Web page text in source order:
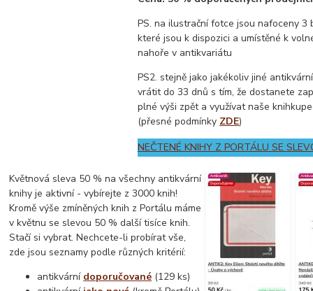
PS. na ilustrační fotce jsou nafoceny 3
které jsou k dispozici a umístěné k
nahoře v antikvariátu
PS2. stejně jako jakékoliv jiné
vrátit do 33 dnů s tím, že dostanete
plné výši zpět a využívat naše
(přesné podmínky ZDE)
NEČTENÉ KNIHY Z PORTÁLU SE
Květnová sleva 50 % na všechny antikvární
knihy je aktivní - vybírejte z 3000 knih!
Kromě výše zmíněných knih z Portálu máme
v květnu se slevou 50 % další tisíce knih.
Stačí si vybrat. Nechcete-li probírat vše,
zde jsou seznamy podle různých kritérií:
antikvární doporučované (129 ks)